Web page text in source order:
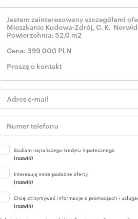
Szukam najtańszego kredytu hipotecznego
(rozwiń)
Interesują mnie podobne oferty
(rozwiń)
Chcę otrzymywać informacje o promocjach i
(rozwiń)